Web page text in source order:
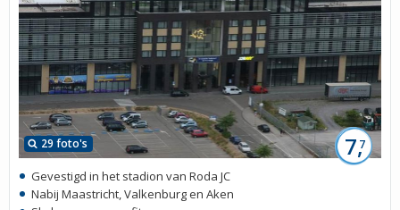
29 foto's 7,7
Gevestigd in het stadion van Roda JC
Nabij Maastricht, Valkenburg en Aken